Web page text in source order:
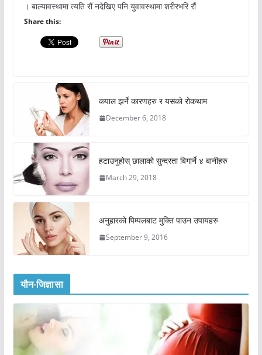
। बाल्यावस्थामा त्यति रौं नदेखिए पनि युवावस्थामा शरीरभरि रौं
Share this:
कपाल झर्ने कारणहरु र यसको रोकथाम
December 6, 2018
हटाउनुहोस् छालाको सुन्दरता बिगार्ने ४ बानीहरु
March 29, 2018
अनुहारको पिम्पलबाट मुक्ति पाउन उपायहरु
September 9, 2016
यौन-जिज्ञासा